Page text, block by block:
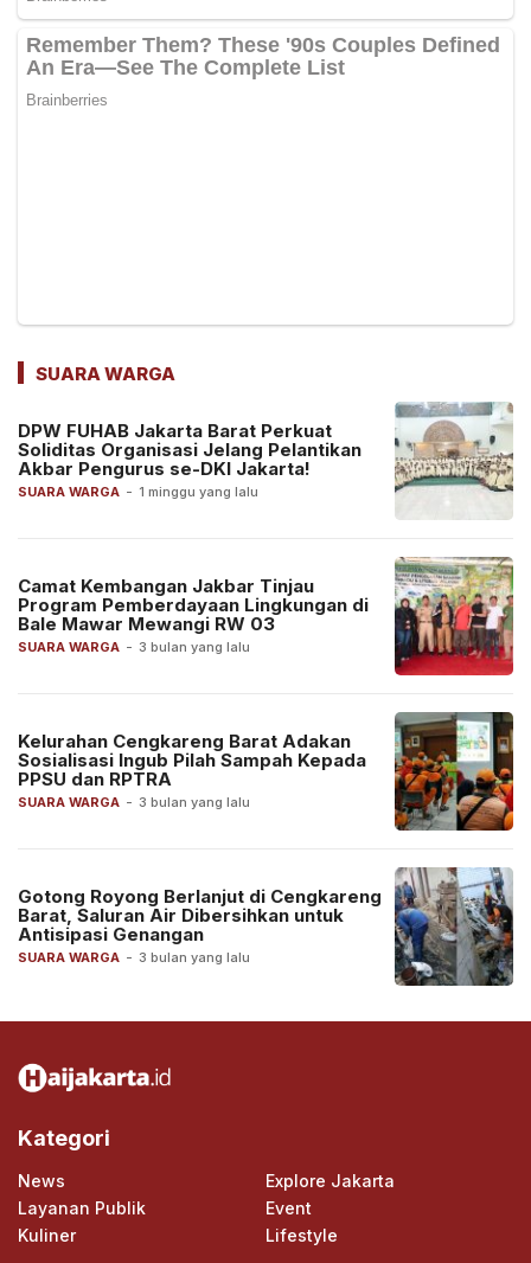
SUARA WARGA
SUARA WARGA - 1 minggu yang lalu
DPW FUHAB Jakarta Barat Perkuat
Soliditas Organisasi Jelang Pelantikan
Akbar Pengurus se-DKI Jakarta!
SUARA WARGA - 3 bulan yang lalu
Camat Kembangan Jakbar Tinjau
Program Pemberdayaan Lingkungan di
Bale Mawar Mewangi RW 03
SUARA WARGA - 3 bulan yang lalu
Kelurahan Cengkareng Barat Adakan
Sosialisasi Ingub Pilah Sampah Kepada
PPSU dan RPTRA
SUARA WARGA - 3 bulan yang lalu
Gotong Royong Berlanjut di Cengkareng
Barat, Saluran Air Dibersihkan untuk
Antisipasi Genangan
Kategori
News
Explore Jakarta
Layanan Publik
Event
Kuliner
Lifestyle